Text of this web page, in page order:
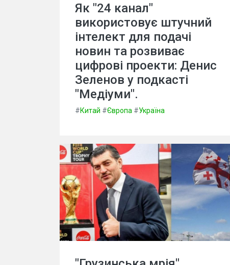
Як "24 канал"
використовує штучний
інтелект для подачі
новин та розвиває
цифрові проекти: Денис
Зеленов у подкасті
"Медіуми".
#Китай #Європа #Україна